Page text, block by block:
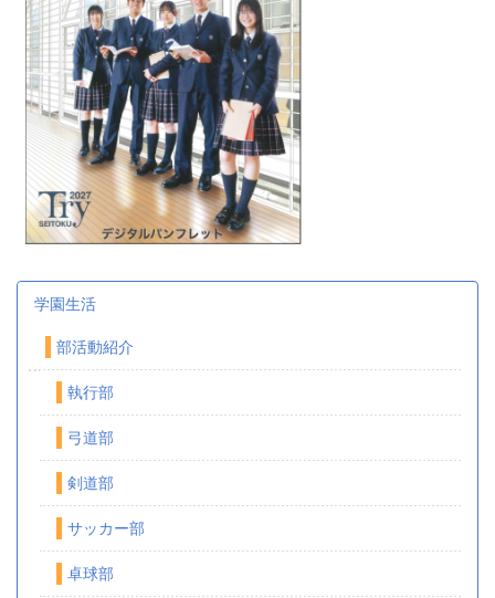
学園生活
部活動紹介
執行部
弓道部
剣道部
サッカー部
卓球部